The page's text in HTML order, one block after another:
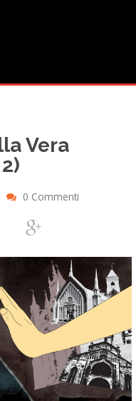
Vera
0 Commenti